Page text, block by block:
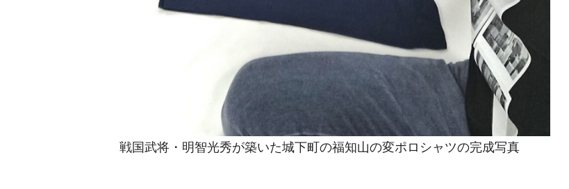
戦国武将・明智光秀が築いた城下町の福知山の変ポロシャツの完成写真